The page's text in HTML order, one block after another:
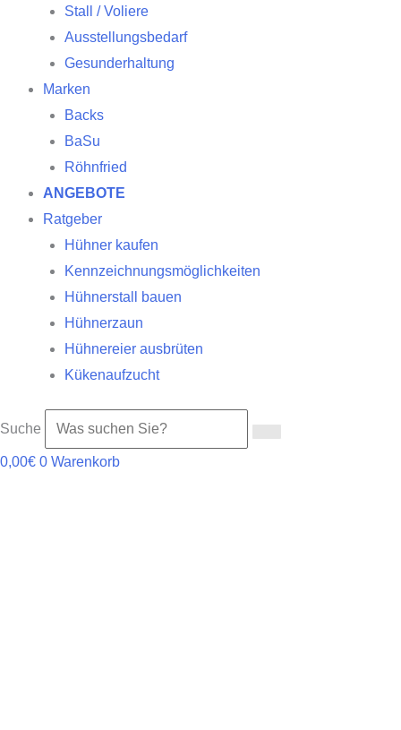
Stall / Voliere
Ausstellungsbedarf
Gesunderhaltung
Marken
Backs
BaSu
Röhnfried
ANGEBOTE
Ratgeber
Hühner kaufen
Kennzeichnungsmöglichkeiten
Hühnerstall bauen
Hühnerzaun
Hühnereier ausbrüten
Kükenaufzucht
Suche
0,00€ 0 Warenkorb